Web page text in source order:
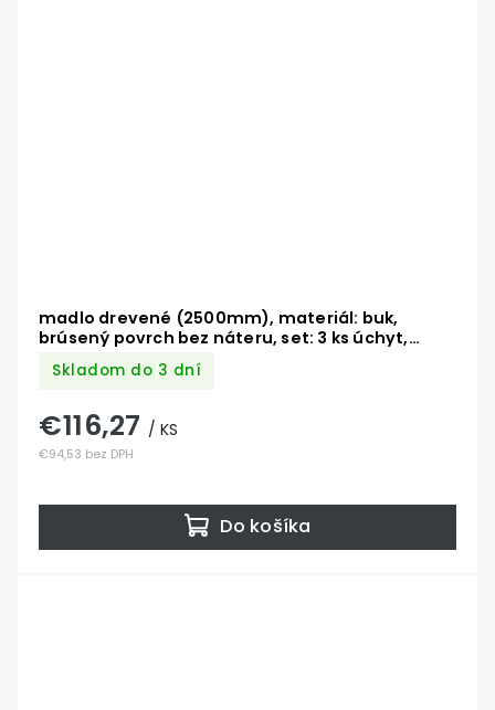
madlo drevené (2500mm), materiál: buk,
brúsený povrch bez náteru, set: 3 ks úchyt,
madlo s nerezovým ukončením
Skladom do 3 dní
€94,53 bez DPH
€116,27 / KS
Do košíka